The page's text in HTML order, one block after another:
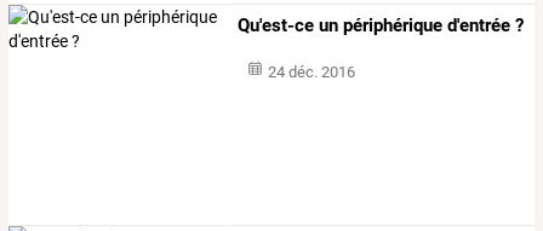
Qu'est-ce un périphérique d'entrée ?
24 déc. 2016